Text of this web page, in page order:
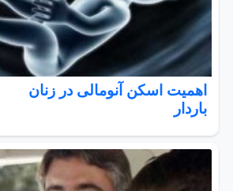
اهمیت اسکن آنومالی در زنان
باردار